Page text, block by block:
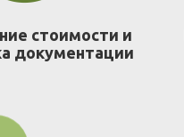
стоимости и
документации